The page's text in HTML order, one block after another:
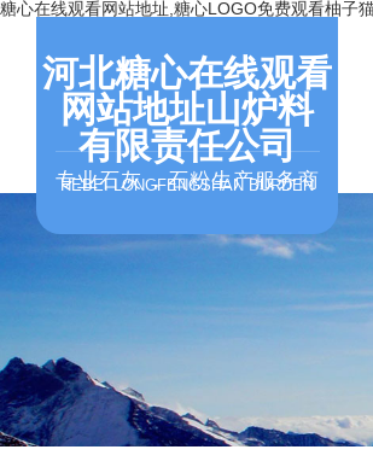
糖心在线观看网站地址,糖心LOGO免费观看柚子
河北糖心在线观看
网站地址山炉料
有限责任公司
HEBEI LONGFENGSHAN BURDEN
专业石灰，石粉生产服务商